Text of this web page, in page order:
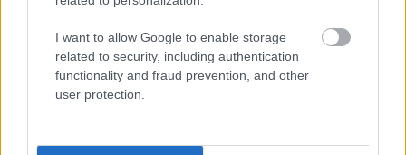
I want to allow Google to enable storage
related to security, including authentication
functionality and fraud prevention, and other
user protection.
Paris Saint-Germainvs
Manchester United
Felkészülési szezon 4. mérkőzés